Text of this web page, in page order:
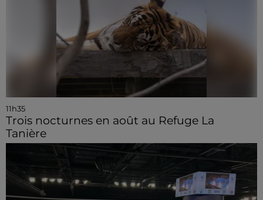
11h35
Trois nocturnes en août au Refuge La
Tanière